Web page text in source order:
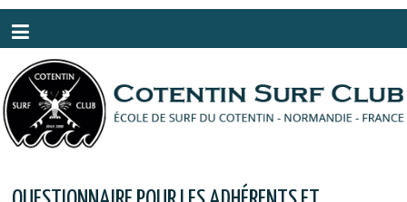
Panneau de gestion des cookies